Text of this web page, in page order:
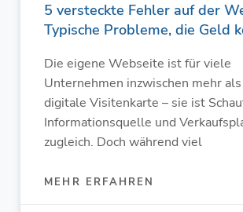
5 versteckte Fehler auf der
Typische Probleme, die Geld
Die eigene Webseite ist für viele
Unternehmen inzwischen mehr
digitale Visitenkarte – sie ist
Informationsquelle und
zugleich. Doch während viel
MEHR ERFAHREN